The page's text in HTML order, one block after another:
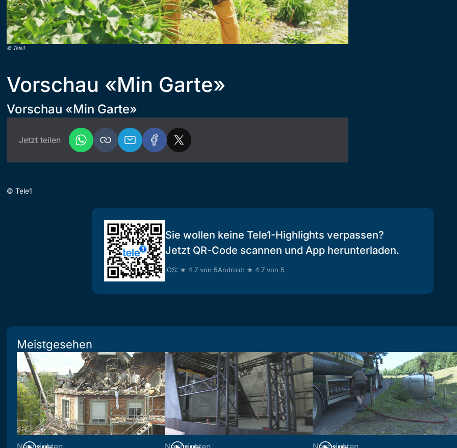
© Tele1
Vorschau «Min Garte»
Vorschau «Min Garte»
Jetzt teilen
© Tele1
Sie wollen keine Tele1-Highlights verpassen?
Jetzt QR-Code scannen und App herunterladen.
iOS: ★ 4.7 von 5Android: ★ 4.7 von 5
Meistgesehen